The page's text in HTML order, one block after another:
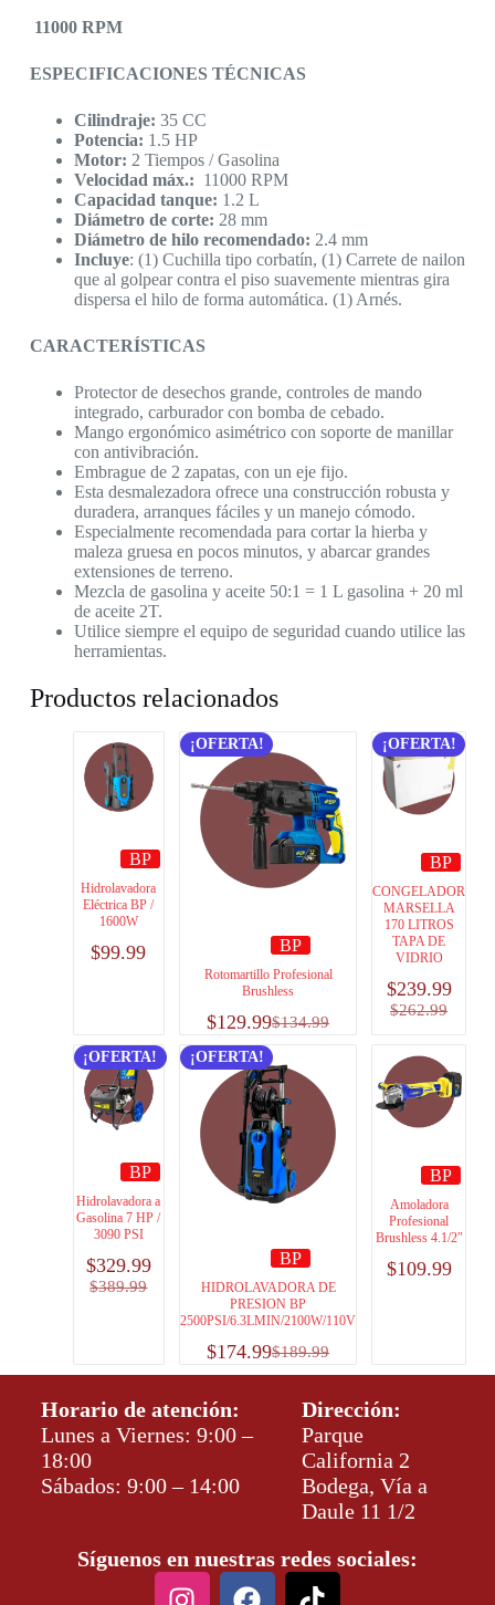
11000 RPM
ESPECIFICACIONES TÉCNICAS
Cilindraje: 35 CC
Potencia: 1.5 HP
Motor: 2 Tiempos / Gasolina
Velocidad máx.: 11000 RPM
Capacidad tanque: 1.2 L
Diámetro de corte: 28 mm
Diámetro de hilo recomendado: 2.4 mm
Incluye: (1) Cuchilla tipo corbatín, (1) Carrete de nailon
que al golpear contra el piso suavemente mientras gira
dispersa el hilo de forma automática. (1) Arnés.
CARACTERÍSTICAS
Protector de desechos grande, controles de mando
integrado, carburador con bomba de cebado.
Mango ergonómico asimétrico con soporte de manillar
con antivibración.
Embrague de 2 zapatas, con un eje fijo.
Esta desmalezadora ofrece una construcción robusta y
duradera, arranques fáciles y un manejo cómodo.
Especialmente recomendada para cortar la hierba y
maleza gruesa en pocos minutos, y abarcar grandes
extensiones de terreno.
Mezcla de gasolina y aceite 50:1 = 1 L gasolina + 20 ml
de aceite 2T.
Utilice siempre el equipo de seguridad cuando utilice las
herramientas.
Productos relacionados
BP
Hidrolavadora
Eléctrica BP /
1600W
$99.99
¡OFERTA!
BP
Rotomartillo Profesional
Brushless
$134.99
$129.99
¡OFERTA!
BP
CONGELADOR
MARSELLA
170 LITROS
TAPA DE
VIDRIO
$262.99
$239.99
¡OFERTA!
BP
Hidrolavadora a
Gasolina 7 HP /
3090 PSI
$389.99
$329.99
¡OFERTA!
BP
HIDROLAVADORA DE
PRESION BP
2500PSI/6.3LMIN/2100W/110V
$189.99
$174.99
BP
Amoladora
Profesional
Brushless 4.1/2″
$109.99
Horario de atención:
Lunes a Viernes: 9:00 –
18:00
Sábados: 9:00 – 14:00
Dirección:
Parque
California 2
Bodega, Vía a
Daule 11 1/2
Síguenos en nuestras redes sociales: